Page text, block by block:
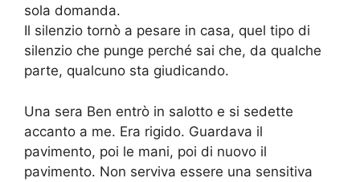
sola domanda.
Il silenzio tornò a pesare in casa, quel tipo di
silenzio che punge perché sai che, da qualche
parte, qualcuno sta giudicando.
Una sera Ben entrò in salotto e si sedette
accanto a me. Era rigido. Guardava il
pavimento, poi le mani, poi di nuovo il
pavimento. Non serviva essere una sensitiva